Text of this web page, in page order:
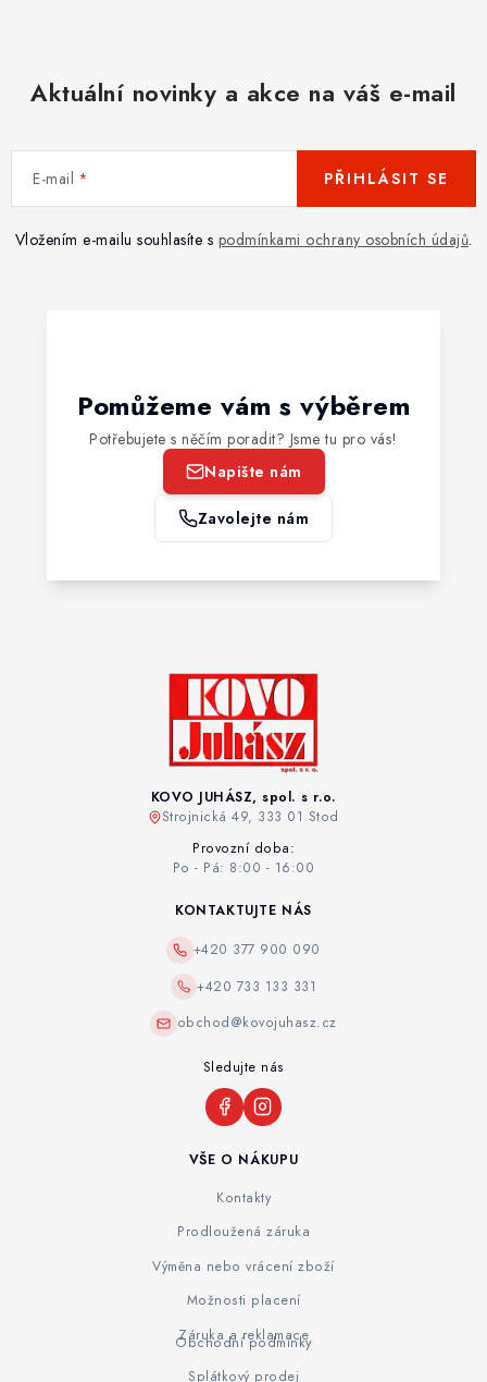
Aktuální novinky a akce na váš e-mail
E-mail
Vložením e-mailu souhlasíte s podmínkami ochrany osobních údajů.
PŘIHLÁSIT SE
Pomůžeme vám s výběrem
Potřebujete s něčím poradit? Jsme tu pro vás!
Napište nám
Zavolejte nám
KOVO JUHÁSZ, spol. s r.o.
Strojnická 49, 333 01 Stod
Provozní doba:
Po - Pá: 8:00 - 16:00
VŠE O NÁKUPU
Kontakty
Prodloužená záruka
Výměna nebo vrácení zboží
Možnosti placení
Záruka a reklamace
Obchodní podmínky
Splátkový prodej
KONTAKTUJTE NÁS
+420 377 900 090
+420 733 133 331
obchod@kovojuhasz.cz
Sledujte nás